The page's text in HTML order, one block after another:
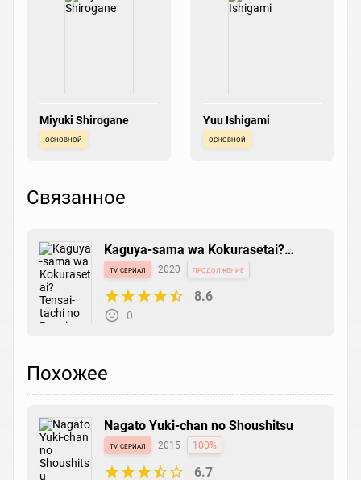
Miyuki Shirogane
основной
Yuu Ishigami
основной
Связанное
Kaguya-sama wa Kokurasetai?
Tensai-tachi no Renai Zunousen
tv сериал 2020 продолжение
8.6
0
Похожее
Nagato Yuki-chan no Shoushitsu
tv сериал 2015 100%
6.7